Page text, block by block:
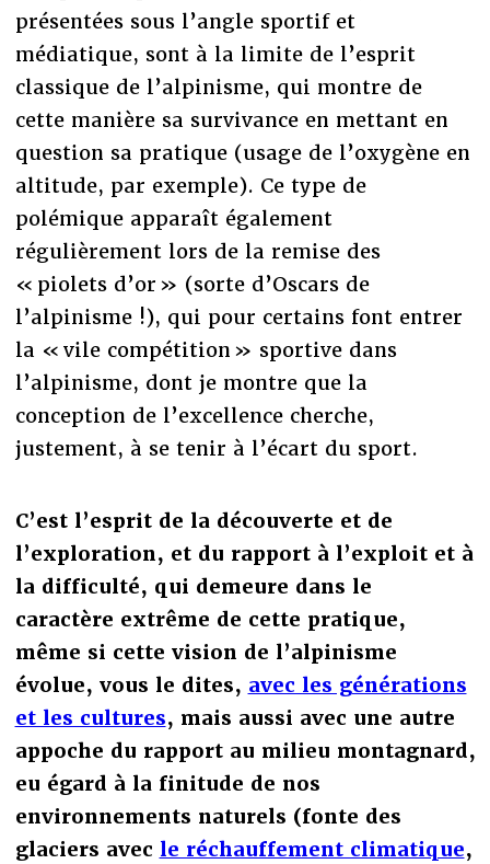
présentées sous l’angle sportif et
médiatique, sont à la limite de l’esprit
classique de l’alpinisme, qui montre de
cette manière sa survivance en mettant en
question sa pratique (usage de l’oxygène en
altitude, par exemple). Ce type de
polémique apparaît également
régulièrement lors de la remise des
« piolets d’or » (sorte d’Oscars de
l’alpinisme !), qui pour certains font entrer
la « vile compétition » sportive dans
l’alpinisme, dont je montre que la
conception de l’excellence cherche,
justement, à se tenir à l’écart du sport.
C’est l’esprit de la découverte et de
l’exploration, et du rapport à l’exploit et à
la difficulté, qui demeure dans le
caractère extrême de cette pratique,
même si cette vision de l’alpinisme
évolue, vous le dites, avec les générations
et les cultures, mais aussi avec une autre
appoche du rapport au milieu montagnard,
eu égard à la finitude de nos
environnements naturels (fonte des
glaciers avec le réchauffement climatique,